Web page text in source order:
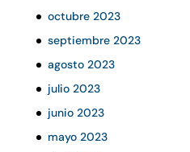
octubre 2023
septiembre 2023
agosto 2023
julio 2023
junio 2023
mayo 2023